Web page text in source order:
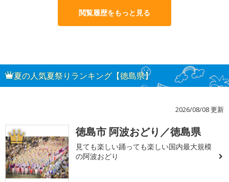
閲覧履歴をもっと見る
夏の人気夏祭りランキング【徳島県】
2026/08/08 更新
1 徳島市 阿波おどり／徳島県
見ても楽しい踊っても楽しい国内最大規模
の阿波おどり